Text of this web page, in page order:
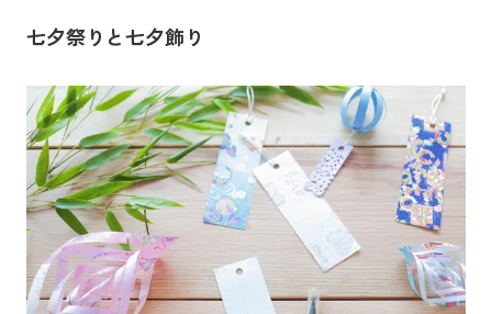
七夕祭りと七夕飾り